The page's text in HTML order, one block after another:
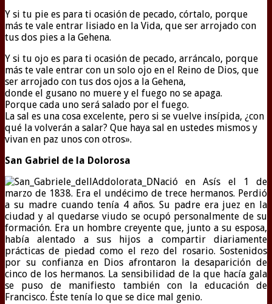
Y si tu pie es para ti ocasión de pecado, córtalo, porque
más te vale entrar lisiado en la Vida, que ser arrojado con
tus dos pies a la Gehena.
Y si tu ojo es para ti ocasión de pecado, arráncalo, porque
más te vale entrar con un solo ojo en el Reino de Dios, que
ser arrojado con tus dos ojos a la Gehena,
donde el gusano no muere y el fuego no se apaga.
Porque cada uno será salado por el fuego.
La sal es una cosa excelente, pero si se vuelve insípida, ¿con
qué la volverán a salar? Que haya sal en ustedes mismos y
vivan en paz unos con otros».
San Gabriel de la Dolorosa
Nació en Asís el 1 de
marzo de 1838. Era el undécimo de trece hermanos. Perdió
a su madre cuando tenía 4 años. Su padre era juez en la
ciudad y al quedarse viudo se ocupó personalmente de su
formación. Era un hombre creyente que, junto a su esposa,
había alentado a sus hijos a compartir diariamente
prácticas de piedad como el rezo del rosario. Sostenidos
por su confianza en Dios afrontaron la desaparición de
cinco de los hermanos. La sensibilidad de la que hacía gala
se puso de manifiesto también con la educación de
Francisco. Éste tenía lo que se dice mal genio.